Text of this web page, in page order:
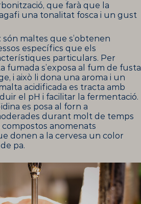
que farà que la
agafi una tonalitat fosca i un gust
: són maltes que s’obtenen
específics que els
particulars. Per
fumada s’exposa al fum de fusta
i això li dona una aroma i un
acidificada es tracta amb
el pH i facilitar la fermentació.
es posa al forn a
durant molt de temps
anomenats
donen a la cervesa un color
pa.